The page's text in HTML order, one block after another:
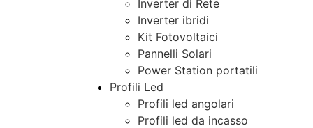
Inverter di Rete
Inverter ibridi
Kit Fotovoltaici
Pannelli Solari
Power Station portatili
Profili Led
Profili led angolari
Profili led da incasso